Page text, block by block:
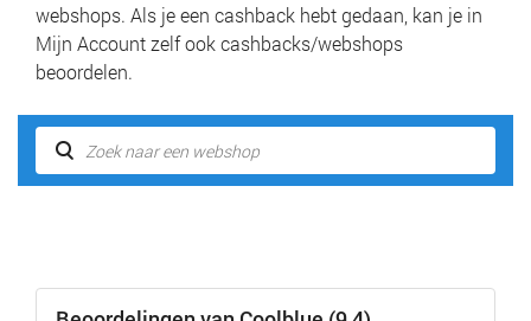
webshops. Als je een cashback hebt gedaan, kan je in
Mijn Account zelf ook cashbacks/webshops
beoordelen.